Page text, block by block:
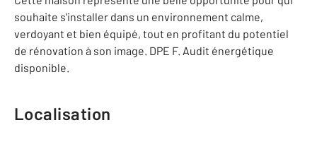
souhaite s'installer dans un environnement calme,
verdoyant et bien équipé, tout en profitant du potentiel
de rénovation à son image. DPE F. Audit énergétique
disponible.
Localisation